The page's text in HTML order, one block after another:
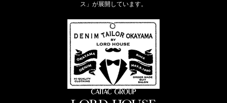
ス」が展開しています。